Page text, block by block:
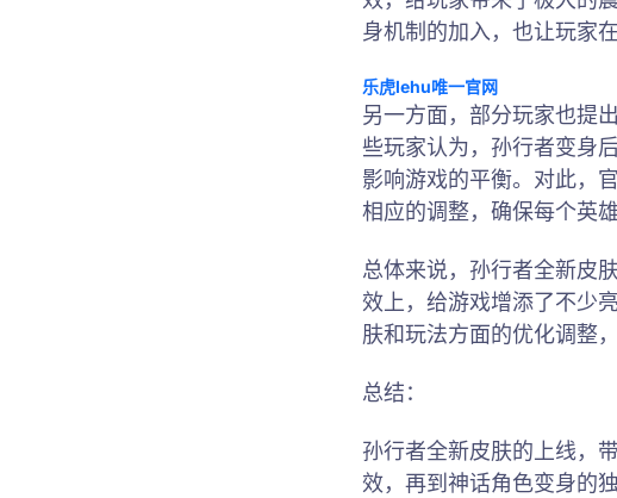
身机制的加入，也让玩家
乐虎lehu唯一官网
另一方面，部分玩家也提
些玩家认为，孙行者变身
影响游戏的平衡。对此，
相应的调整，确保每个英
总体来说，孙行者全新皮
效上，给游戏增添了不少
肤和玩法方面的优化调整
总结：
孙行者全新皮肤的上线，
效，再到神话角色变身的